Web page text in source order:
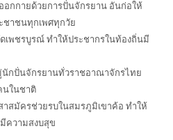
อกกายด้วยการปั่นจักรยาน อันก่อให้
ชาชนทุกเพศทุกวัย
ดเพชรบูรณ์ ทำให้ประชากรในท้องถิ่นมี
กปั่นจักรยานทั่วราชอาณาจักรไทย
นในชาติ
าสมัครช่วยรบในสมรภูมิเขาค้อ ทำให้
ความสงบสุข